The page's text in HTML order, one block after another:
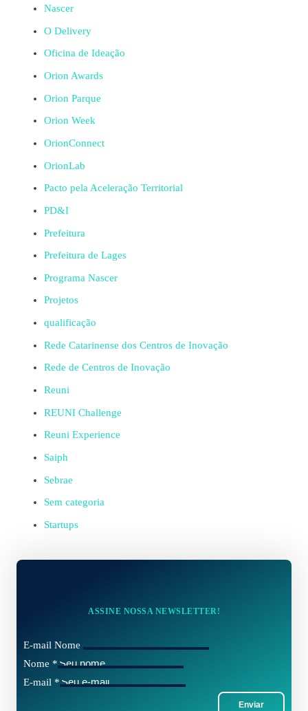
Nascer
O Delivery
Oficina de Ideação
Orion Awards
Orion Parque
Orion Week
OrionConnect
OrionLab
Pacto pela Aceleração Territorial
PD&I
Prefeitura
Prefeitura de Lages
Programa Nascer
Projetos
qualificação
Rede Catarinense dos Centros de Inovação
Rede de Centros de Inovação
Reuni
REUNI Challenge
Reuni Experience
Saiph
Sebrae
Sem categoria
Startups
ASSINE NOSSA NEWSLETTER!
E-mail Nome
Nome *
E-mail *
Enviar